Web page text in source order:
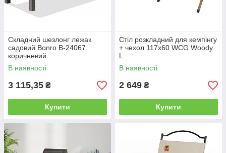
Складний шезлонг лежак
садовий Bonro B-24067
коричневий
В наявності
3 115,35 ₴
Купити
Cтіл розкладний для кемпінгу
+ чехол 117х60 WCG Woody
L
В наявності
2 649 ₴
Купити